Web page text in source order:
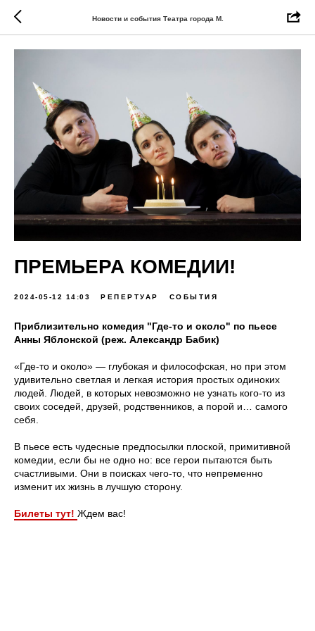
Новости и события Театра города М.
ПРЕМЬЕРА КОМЕДИИ!
2024-05-12 14:03 РЕПЕРТУАР СОБЫТИЯ
Приблизительно комедия "Где-то и около" по пьесе
Анны Яблонской (реж. Александр Бабик)
«Где-то и около» — глубокая и философская, но при этом
удивительно светлая и легкая история простых одиноких
людей. Людей, в которых невозможно не узнать кого-то из
своих соседей, друзей, родственников, а порой и… самого
себя.
В пьесе есть чудесные предпосылки плоской, примитивной
комедии, если бы не одно но: все герои пытаются быть
счастливыми. Они в поисках чего-то, что непременно
изменит их жизнь в лучшую сторону.
Билеты тут! Ждем вас!